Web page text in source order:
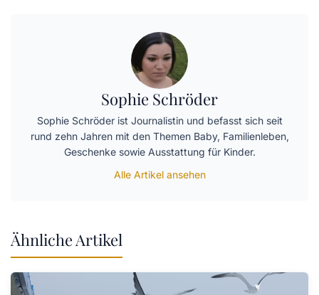
Sophie Schröder
Sophie Schröder ist Journalistin und befasst sich seit
rund zehn Jahren mit den Themen Baby, Familienleben,
Geschenke sowie Ausstattung für Kinder.
Alle Artikel ansehen
Ähnliche Artikel